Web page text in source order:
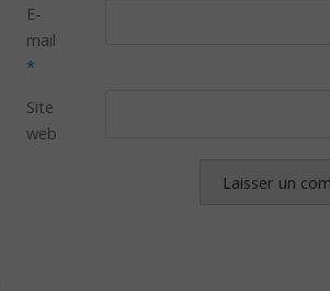
E-
mail
*
Site
web